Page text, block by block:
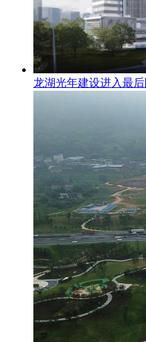
龙湖光年建设进入最